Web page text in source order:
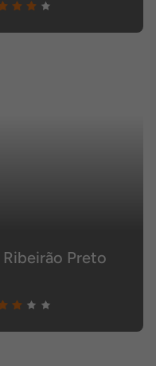
Preto